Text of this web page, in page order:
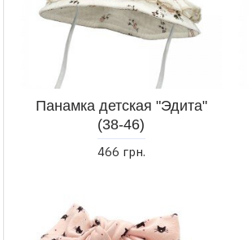
Панамка детская "Эдита"
(38-46)
466 грн.